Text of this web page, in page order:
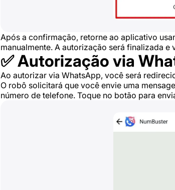
Após a confirmação, retorne ao aplicativo
manualmente. A autorização será finalizada
✅ Autorização via
Ao autorizar via WhatsApp, você será
O robô solicitará que você envie uma
número de telefone. Toque no botão para